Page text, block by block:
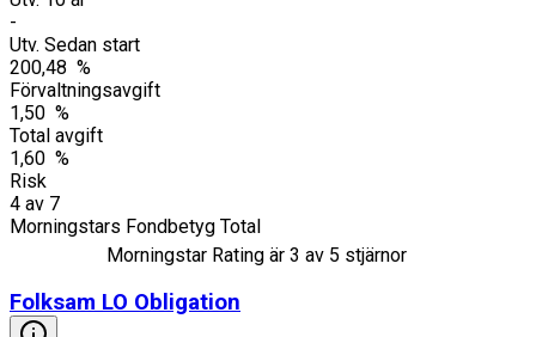
-
Utv. Sedan start
200,48 %
Förvaltningsavgift
1,50 %
Total avgift
1,60 %
Risk
4 av 7
Morningstars Fondbetyg Total
Morningstar Rating är 3 av 5 stjärnor
Folksam LO Obligation